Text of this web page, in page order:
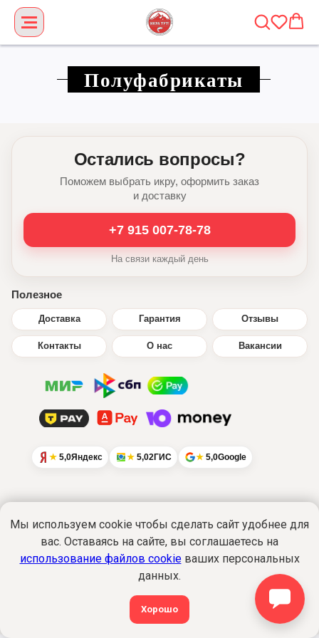
Полуфабрикаты
Остались вопросы?
Поможем выбрать икру, оформить заказ
и доставку
+7 915 007-78-78
На связи каждый день
Полезное
Доставка Гарантия Отзывы
Контакты О нас Вакансии
5,0Яндекс 5,02ГИС 5,0Google
Интернет-сайтwww.ikratut.ruносит
исключительно информационный характер
и не является публичной офертой...
Подробнее
Политика обработки персональных данных
©2015-2026 Все права защищены. ИкраТуТ!
®
shop@ikratut.ru
Мы используем cookie чтобы сделать сайт удобнее для
вас. Оставаясь на сайте, вы соглашаетесь на
использование файлов cookieваших персональных
данных.
Хорошо